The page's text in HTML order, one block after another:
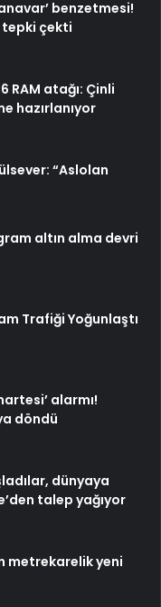
benzetmesi!
tepki çekti
RAM atağı: Çinli
hazırlanıyor
“Aslolan
altın alma devri
Trafiği Yoğunlaştı
alarmı!
döndü
dünyaya
talep yağıyor
metrekarelik yeni